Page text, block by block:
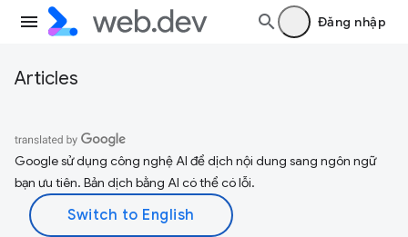
Đăng nhập
Articles
Google sử dụng công nghệ AI để dịch nội dung sang ngôn ngữ
bạn ưu tiên. Bản dịch bằng AI có thể có lỗi.